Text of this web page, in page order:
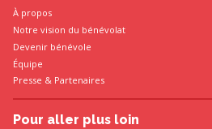
À propos
Notre vision du bénévolat
Devenir bénévole
Équipe
Presse & Partenaires
Pour aller plus loin